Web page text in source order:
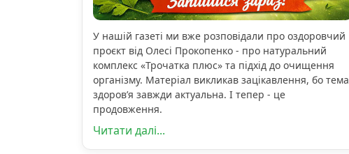
У нашій газеті ми вже розповідали про оздоровчий
проєкт від Олесі Прокопенко - про натуральний
комплекс «Трочатка плюс» та підхід до очищення
організму. Матеріал викликав зацікавлення, бо тема
здоров’я завжди актуальна. І тепер - це
продовження.
Читати далі...